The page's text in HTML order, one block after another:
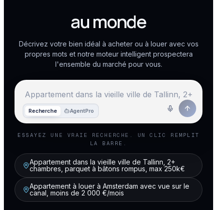
au monde
Décrivez votre bien idéal à acheter ou à louer avec vos
propres mots et notre moteur intelligent prospectera
l'ensemble du marché pour vous.
Recherche AgentPro
ESSAYEZ UNE VRAIE RECHERCHE. UN CLIC REMPLIT
LA BARRE.
Appartement dans la vieille ville de Tallinn, 2+
chambres, parquet à bâtons rompus, max 250k€
Appartement à louer à Amsterdam avec vue sur le
canal, moins de 2 000 €/mois